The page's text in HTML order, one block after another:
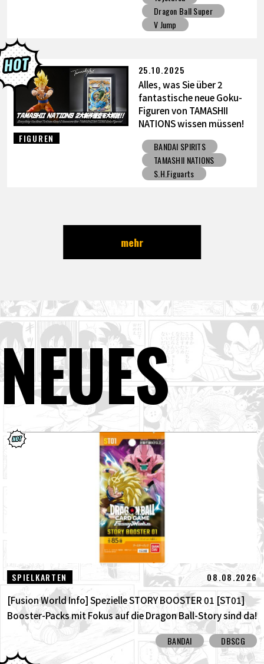
Dragon Ball Super
V Jump
FIGUREN
25.10.2025
Alles, was Sie über 2
fantastische neue Goku-
Figuren von TAMASHII
NATIONS wissen müssen!
BANDAI SPIRITS
TAMASHII NATIONS
S.H.Figuarts
mehr
NEUES
SPIELKARTEN 08.08.2026
[Fusion World Info] Spezielle STORY BOOSTER 01 [ST01]
Booster-Packs mit Fokus auf die Dragon Ball-Story sind da!
Hier sind alle alternativen Karten!
BANDAI DBSCG